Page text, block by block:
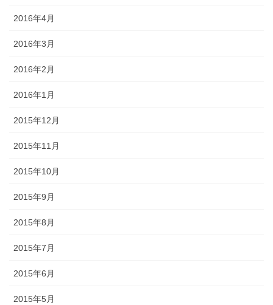
2016年4月
2016年3月
2016年2月
2016年1月
2015年12月
2015年11月
2015年10月
2015年9月
2015年8月
2015年7月
2015年6月
2015年5月